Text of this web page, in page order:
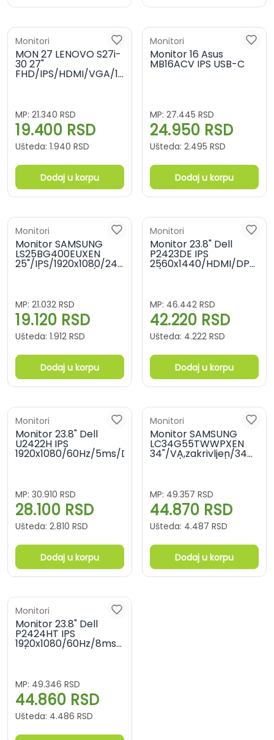
Monitori
MON 27 LENOVO S27i-
30 27"
FHD/IPS/HDMI/VGA/100Hz/3Y,
63DFKAT4EU
MP: 21.340 RSD
19.400 RSD
Ušteda: 1.940 RSD
Dodaj u korpu
Monitori
Monitor 16 Asus
MB16ACV IPS USB-C
MP: 27.445 RSD
24.950 RSD
Ušteda: 2.495 RSD
Dodaj u korpu
Monitori
Monitor SAMSUNG
LS25BG400EUXEN
25"/IPS/1920x1080/240Hz/1ms
GtG/HDMIx2,DP/Gsync,freesync/pivot/crna
MP: 21.032 RSD
19.120 RSD
Ušteda: 1.912 RSD
Dodaj u korpu
Monitori
Monitor 23.8" Dell
P2423DE IPS
2560x1440/HDMI/DP/
A/USB-C
MP: 46.442 RSD
42.220 RSD
Ušteda: 4.222 RSD
Dodaj u korpu
Monitori
Monitor 23.8" Dell
U2422H IPS
1920x1080/60Hz/5ms/DP/HDMI/5xUSB
MP: 30.910 RSD
28.100 RSD
Ušteda: 2.810 RSD
Dodaj u korpu
Monitori
Monitor SAMSUNG
LC34G55TWWPXEN
34"/VA,zakrivljen/
MPRT/DP,HDMI/
MP: 49.357 RSD
44.870 RSD
Ušteda: 4.487 RSD
Dodaj u korpu
Monitori
Monitor 23.8" Dell
P2424HT IPS
1920x1080/60Hz/8ms/HDMI/DP/USB-
A/USB-C
MP: 49.346 RSD
44.860 RSD
Ušteda: 4.486 RSD